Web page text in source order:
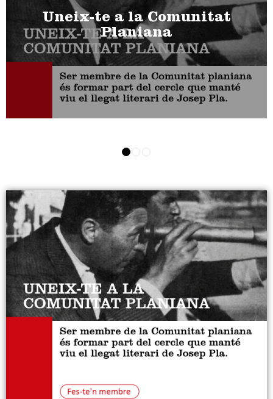
Uneix-te a la Comunitat
Planiana